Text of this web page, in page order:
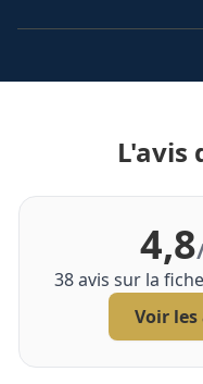
L'avis
4,8
38avis sur la
Voir les